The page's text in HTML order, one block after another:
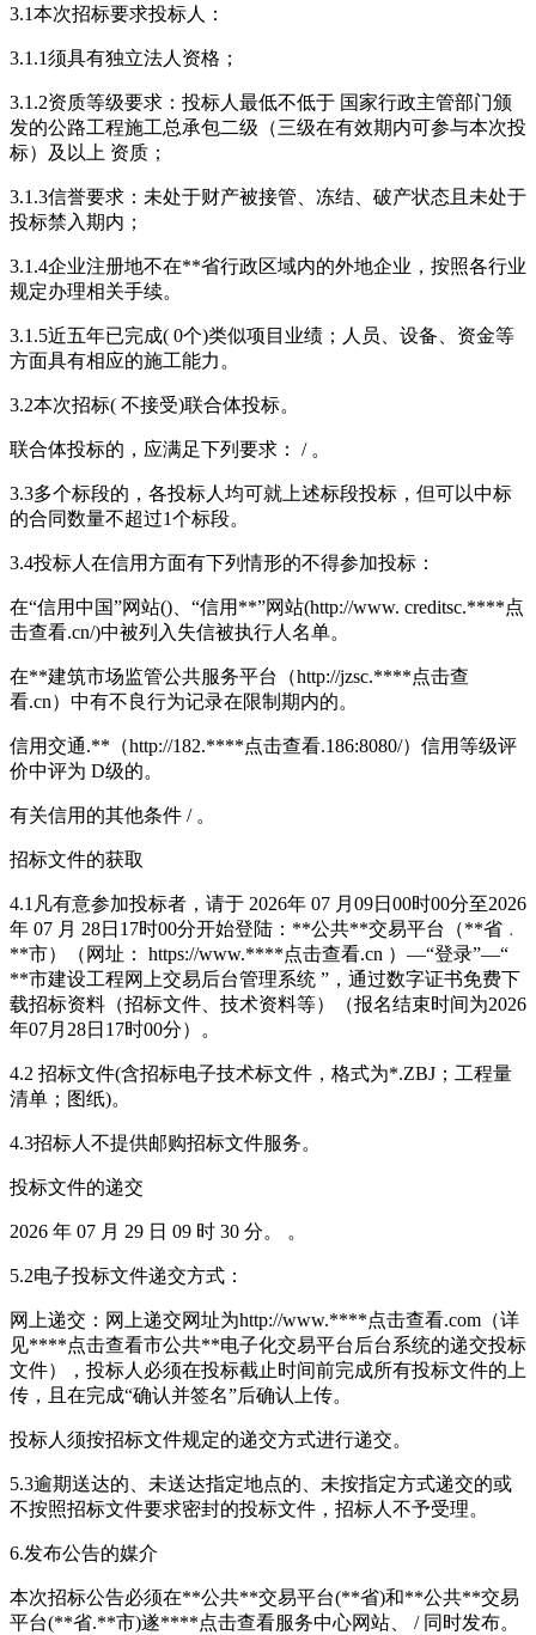
3.1本次招标要求投标人：
3.1.1须具有独立法人资格；
3.1.2资质等级要求：投标人最低不低于 国家行政主管部门颁
发的公路工程施工总承包二级（三级在有效期内可参与本次投
标）及以上 资质；
3.1.3信誉要求：未处于财产被接管、冻结、破产状态且未处于
投标禁入期内；
3.1.4企业注册地不在**省行政区域内的外地企业，按照各行业
规定办理相关手续。
3.1.5近五年已完成( 0个)类似项目业绩；人员、设备、资金等
方面具有相应的施工能力。
3.2本次招标( 不接受)联合体投标。
联合体投标的，应满足下列要求： / 。
3.3多个标段的，各投标人均可就上述标段投标，但可以中标
的合同数量不超过1个标段。
3.4投标人在信用方面有下列情形的不得参加投标：
在“信用中国”网站()、“信用**”网站(http://www. creditsc.****点
击查看.cn/)中被列入失信被执行人名单。
在**建筑市场监管公共服务平台（http://jzsc.****点击查
看.cn）中有不良行为记录在限制期内的。
信用交通.**（http://182.****点击查看.186:8080/）信用等级评
价中评为 D级的。
有关信用的其他条件 / 。
招标文件的获取
4.1凡有意参加投标者，请于 2026年 07 月09日00时00分至2026
年 07 月 28日17时00分开始登陆：**公共**交易平台（**省﹒
**市）（网址： https://www.****点击查看.cn ）—“登录”—“
**市建设工程网上交易后台管理系统 ”，通过数字证书免费下
载招标资料（招标文件、技术资料等）（报名结束时间为2026
年07月28日17时00分）。
4.2 招标文件(含招标电子技术标文件，格式为*.ZBJ；工程量
清单；图纸)。
4.3招标人不提供邮购招标文件服务。
投标文件的递交
2026 年 07 月 29 日 09 时 30 分。 。
5.2电子投标文件递交方式：
网上递交：网上递交网址为http://www.****点击查看.com（详
见****点击查看市公共**电子化交易平台后台系统的递交投标
文件），投标人必须在投标截止时间前完成所有投标文件的上
传，且在完成“确认并签名”后确认上传。
投标人须按招标文件规定的递交方式进行递交。
5.3逾期送达的、未送达指定地点的、未按指定方式递交的或
不按照招标文件要求密封的投标文件，招标人不予受理。
6.发布公告的媒介
本次招标公告必须在**公共**交易平台(**省)和**公共**交易
平台(**省.**市)遂****点击查看服务中心网站、 / 同时发布。